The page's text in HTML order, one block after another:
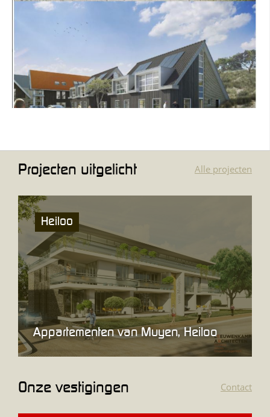
Projecten uitgelicht Alle projecten
Heiloo
Appartementen van Muyen, Heiloo
Onze vestigingen Contact